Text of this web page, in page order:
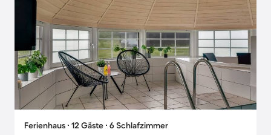
Ferienhaus ∙ 12 Gäste ∙ 6 Schlafzimmer